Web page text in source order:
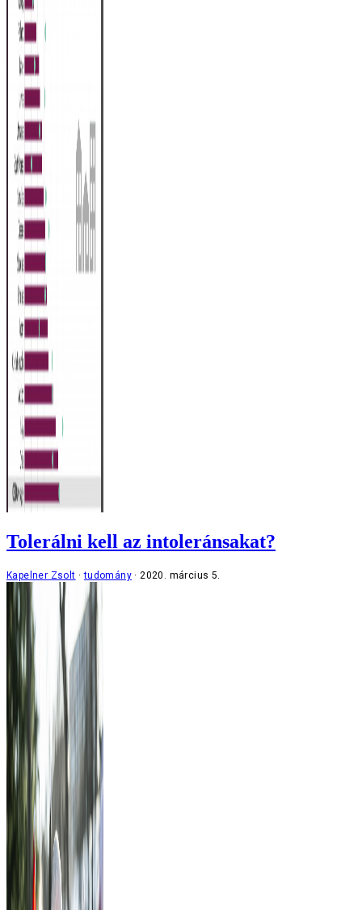
Tolerálni kell az intoleránsakat?
Kapelner Zsolt tudomány 2020. március 5.